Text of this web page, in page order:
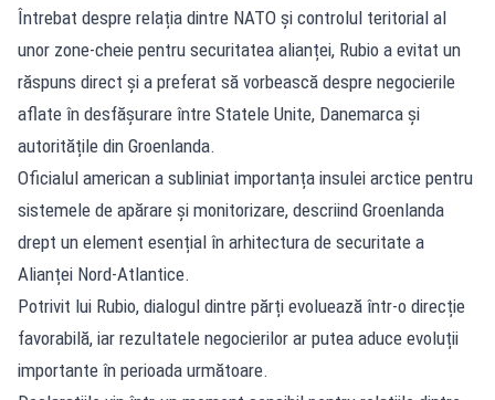
Întrebat despre relația dintre NATO și controlul teritorial al
unor zone-cheie pentru securitatea alianței, Rubio a evitat un
răspuns direct și a preferat să vorbească despre negocierile
aflate în desfășurare între Statele Unite, Danemarca și
autoritățile din Groenlanda.
Oficialul american a subliniat importanța insulei arctice pentru
sistemele de apărare și monitorizare, descriind Groenlanda
drept un element esențial în arhitectura de securitate a
Alianței Nord-Atlantice.
Potrivit lui Rubio, dialogul dintre părți evoluează într-o direcție
favorabilă, iar rezultatele negocierilor ar putea aduce evoluții
importante în perioada următoare.